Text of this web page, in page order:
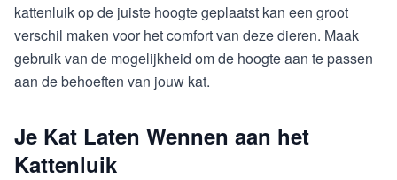
kattenluik op de juiste hoogte geplaatst kan een groot
verschil maken voor het comfort van deze dieren. Maak
gebruik van de mogelijkheid om de hoogte aan te passen
aan de behoeften van jouw kat.
Je Kat Laten Wennen aan het
Kattenluik